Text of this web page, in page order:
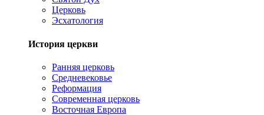
Церковь
Эсхатология
История церкви
Ранняя церковь
Средневековье
Реформация
Современная церковь
Восточная Европа